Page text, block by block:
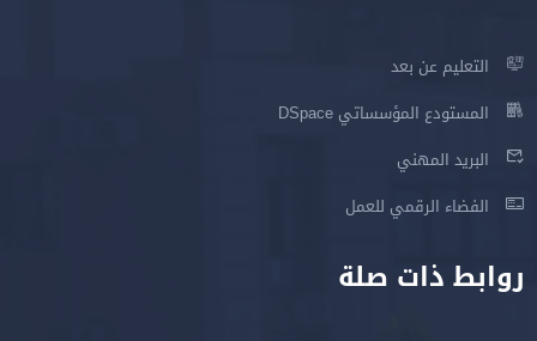
التعليم عن بعد
المستودع المؤسساتي DSpace
البريد المهني
الفضاء الرقمي للعمل
روابط ذات صلة